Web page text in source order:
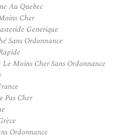
Au Quebec
Cher
Generique
Sans Ordonnance
Moins Cher Sans Ordonnance
Pas Cher
Ordonnance